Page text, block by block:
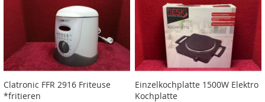
Clatronic FFR 2916 Friteuse
*fritieren
Einzelkochplatte 1500W Elektro
Kochplatte